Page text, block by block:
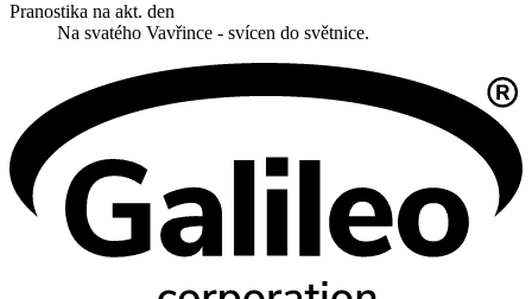
Pranostika na akt. den
Na svatého Vavřince - svícen do světnice.